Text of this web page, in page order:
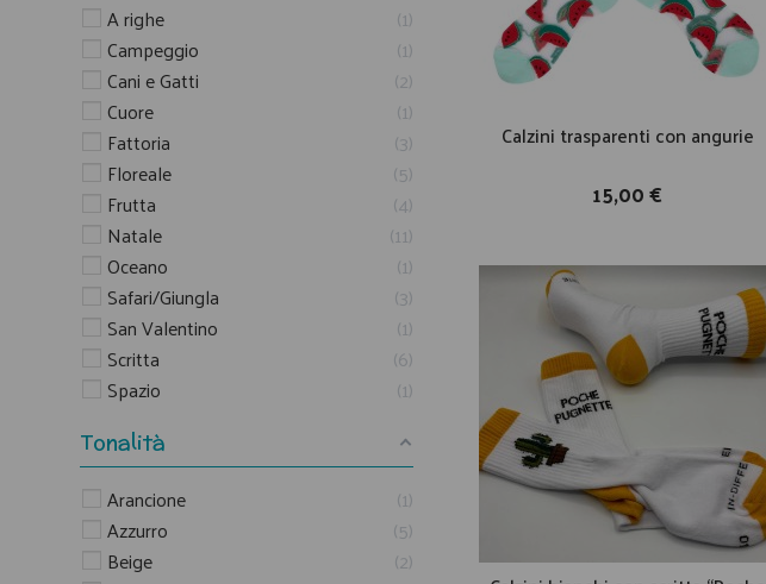
Calzini trasparenti con angurie
15,00 €
A righe
1
Campeggio
1
Cani e Gatti
2
Cuore
1
Fattoria
3
Floreale
5
Frutta
4
Natale
11
Oceano
1
Safari/Giungla
3
San Valentino
1
Scritta
6
Spazio
1
Tonalità
Arancione
1
Azzurro
5
Beige
2